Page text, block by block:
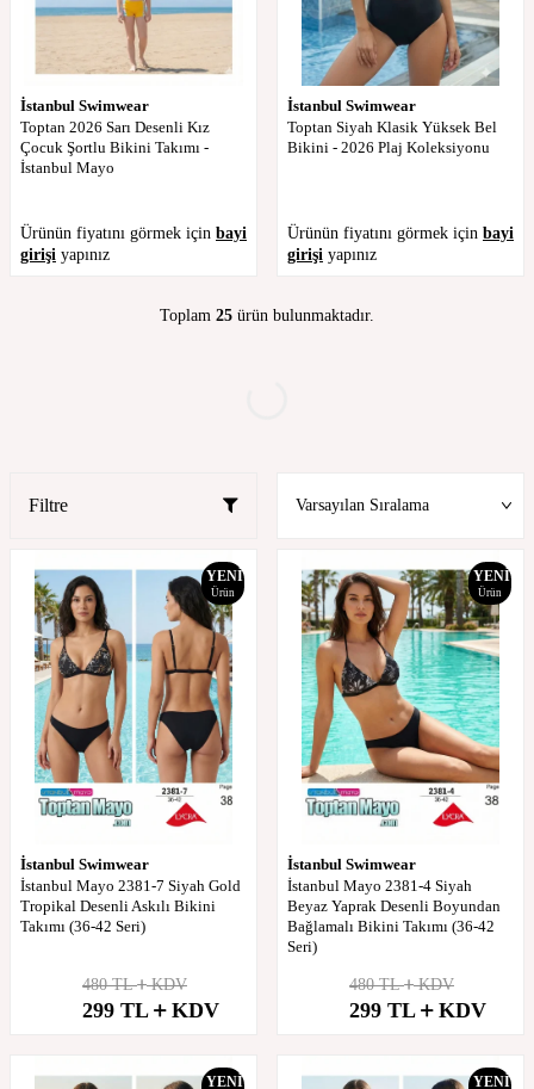
İstanbul Swimwear
Toptan 2026 Sarı Desenli Kız
Çocuk Şortlu Bikini Takımı -
İstanbul Mayo
Ürünün fiyatını görmek için bayi
girişi yapınız
İstanbul Swimwear
Toptan Siyah Klasik Yüksek Bel
Bikini - 2026 Plaj Koleksiyonu
Ürünün fiyatını görmek için bayi
girişi yapınız
Toplam 25 ürün bulunmaktadır.
Filtre
YENI
Ürün
İstanbul Swimwear
İstanbul Mayo 2381-7 Siyah Gold
Tropikal Desenli Askılı Bikini
Takımı (36-42 Seri)
480TL KDV
299 TL KDV
YENI
Ürün
İstanbul Swimwear
İstanbul Mayo 2381-4 Siyah
Beyaz Yaprak Desenli Boyundan
Bağlamalı Bikini Takımı (36-42
Seri)
480TL KDV
299 TL KDV
YENI YENI